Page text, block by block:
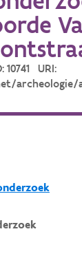
10741 URI:
archeologie/